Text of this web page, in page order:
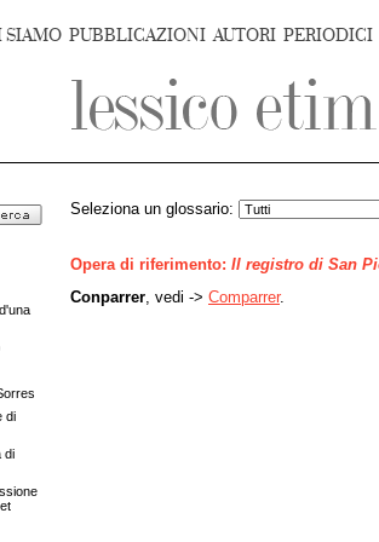
SIAMO PUBBLICAZIONI AUTORI PERIODICI
di
di
Seleziona un glossario:
Opera di riferimento: Il registro di San
Conparrer , vedi -> Comparrer.